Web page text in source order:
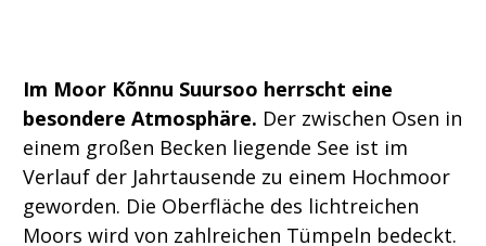
Im Moor Kõnnu Suursoo herrscht eine
besondere Atmosphäre. Der zwischen Osen in
einem großen Becken liegende See ist im
Verlauf der Jahrtausende zu einem Hochmoor
geworden. Die Oberfläche des lichtreichen
Moors wird von zahlreichen Tümpeln bedeckt.